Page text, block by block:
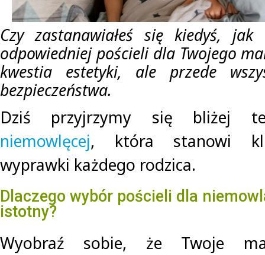
Czy zastanawiałeś się kiedyś,
odpowiedniej pościeli dla Twojego
kwestia estetyki, ale przede
bezpieczeństwa.
Dziś przyjrzymy się bliżej
niemowlęcej, która stanowi
wyprawki każdego rodzica.
Dlaczego wybór pościeli dla
istotny?
Wyobraź sobie, że Twoje